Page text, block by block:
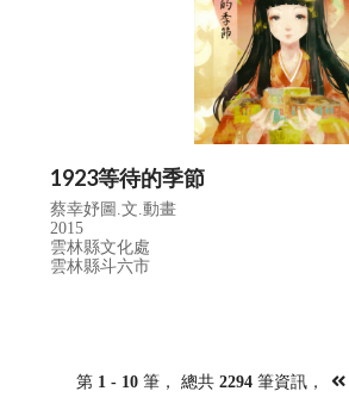
1923等待的季節
蔡幸妤圖.文.動畫
2015
雲林縣文化處
雲林縣斗六市
第 1 - 10 筆， 總共 2294筆資訊，